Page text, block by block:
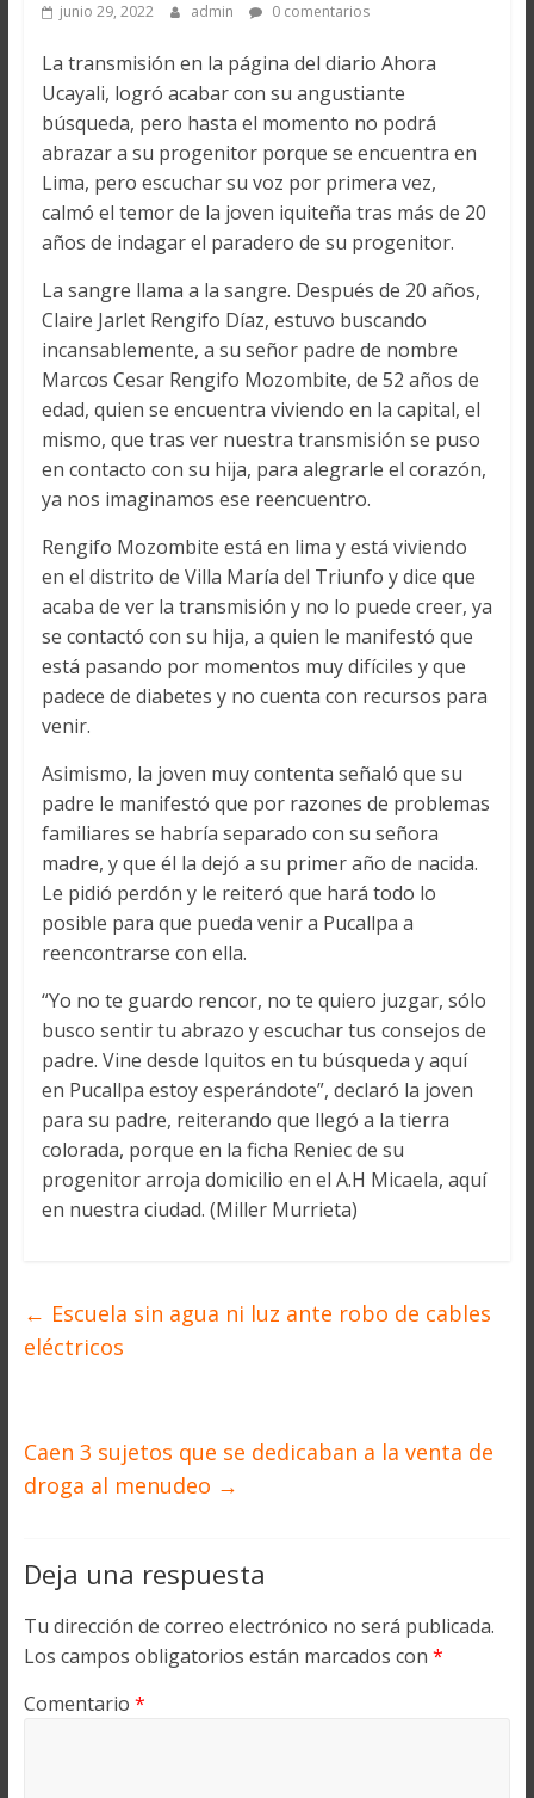
junio 29, 2022 admin 0 comentarios
La transmisión en la página del diario Ahora
Ucayali, logró acabar con su angustiante
búsqueda, pero hasta el momento no podrá
abrazar a su progenitor porque se encuentra en
Lima, pero escuchar su voz por primera vez,
calmó el temor de la joven iquiteña tras más de 20
años de indagar el paradero de su progenitor.
La sangre llama a la sangre. Después de 20 años,
Claire Jarlet Rengifo Díaz, estuvo buscando
incansablemente, a su señor padre de nombre
Marcos Cesar Rengifo Mozombite, de 52 años de
edad, quien se encuentra viviendo en la capital, el
mismo, que tras ver nuestra transmisión se puso
en contacto con su hija, para alegrarle el corazón,
ya nos imaginamos ese reencuentro.
Rengifo Mozombite está en lima y está viviendo
en el distrito de Villa María del Triunfo y dice que
acaba de ver la transmisión y no lo puede creer, ya
se contactó con su hija, a quien le manifestó que
está pasando por momentos muy difíciles y que
padece de diabetes y no cuenta con recursos para
venir.
Asimismo, la joven muy contenta señaló que su
padre le manifestó que por razones de problemas
familiares se habría separado con su señora
madre, y que él la dejó a su primer año de nacida.
Le pidió perdón y le reiteró que hará todo lo
posible para que pueda venir a Pucallpa a
reencontrarse con ella.
“Yo no te guardo rencor, no te quiero juzgar, sólo
busco sentir tu abrazo y escuchar tus consejos de
padre. Vine desde Iquitos en tu búsqueda y aquí
en Pucallpa estoy esperándote”, declaró la joven
para su padre, reiterando que llegó a la tierra
colorada, porque en la ficha Reniec de su
progenitor arroja domicilio en el A.H Micaela, aquí
en nuestra ciudad. (Miller Murrieta)
← Escuela sin agua ni luz ante robo de cables
eléctricos
Caen 3 sujetos que se dedicaban a la venta de
droga al menudeo →
Deja una respuesta
Tu dirección de correo electrónico no será publicada.
Los campos obligatorios están marcados con *
Comentario *